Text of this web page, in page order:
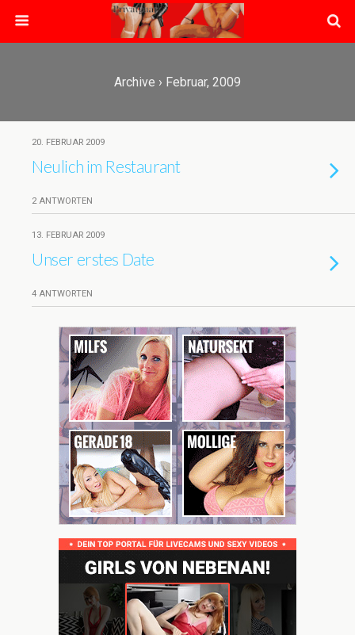
Archive › Februar, 2009
20. FEBRUAR 2009
Neulich im Restaurant
2 ANTWORTEN
13. FEBRUAR 2009
Unser erstes Date
4 ANTWORTEN